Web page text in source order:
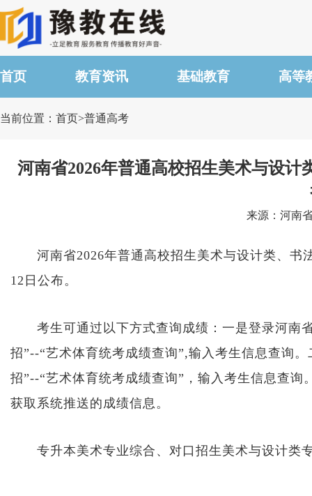
首页 教育资讯 基础教育 高等
当前位置：首页>普通高考
河南省2026年普通高校招生美术与设
来源：河南
河南省2026年普通高校招生美术与设计类、书
12日公布。
考生可通过以下方式查询成绩：一是登录河南
招”--“艺术体育统考成绩查询”,输入考生信息查询
招”--“艺术体育统考成绩查询”，输入考生信息查
获取系统推送的成绩信息。
专升本美术专业综合、对口招生美术与设计类